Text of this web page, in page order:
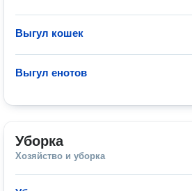
Выгул кошек
Выгул енотов
Уборка
Хозяйство и уборка